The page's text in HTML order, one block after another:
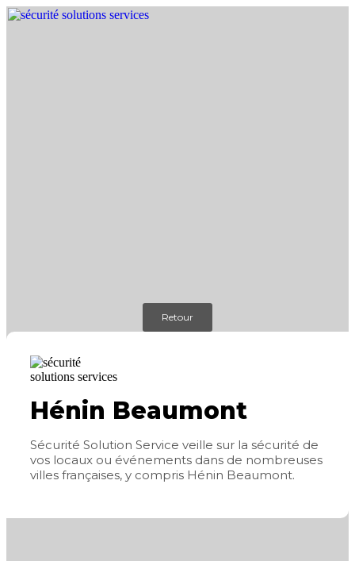
Retour
Hénin Beaumont
Sécurité Solution Service veille sur la sécurité de
vos locaux ou événements dans de nombreuses
villes françaises, y compris Hénin Beaumont.